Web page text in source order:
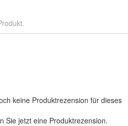
keine Produktrezension für dieses
Sie jetzt eine Produktrezension.